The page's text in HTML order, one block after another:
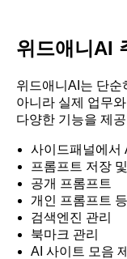
위드애니AI
위드애니AI는 단순
아니라 실제 업무
다양한 기능을 제
사이드패널에서
프롬프트 저장
공개 프롬프트
개인 프롬프트
검색엔진 관리
북마크 관리
AI 사이트 모음